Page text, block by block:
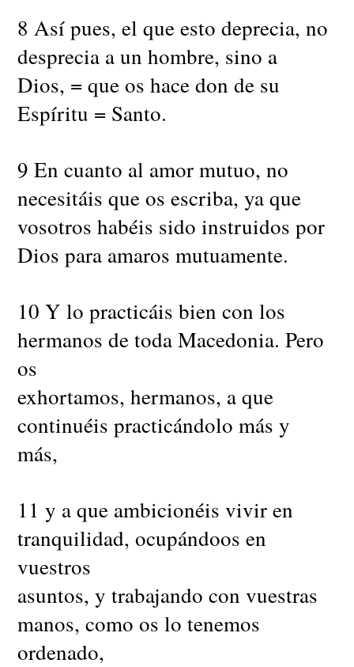
8 Así pues, el que esto deprecia, no
desprecia a un hombre, sino a
Dios, = que os hace don de su
Espíritu = Santo.
9 En cuanto al amor mutuo, no
necesitáis que os escriba, ya que
vosotros habéis sido instruidos por
Dios para amaros mutuamente.
10 Y lo practicáis bien con los
hermanos de toda Macedonia. Pero
os
exhortamos, hermanos, a que
continuéis practicándolo más y
más,
11 y a que ambicionéis vivir en
tranquilidad, ocupándoos en
vuestros
asuntos, y trabajando con vuestras
manos, como os lo tenemos
ordenado,